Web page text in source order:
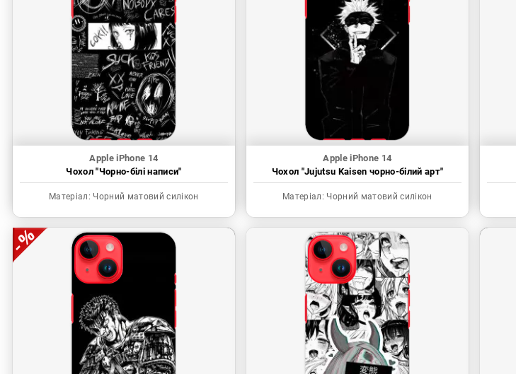
Apple iPhone 14
Чохол "Чорно-білі написи"
Матеріал: Чорний матовий силікон
Apple iPhone 14
Чохол "Jujutsu Kaisen чорно-білий арт"
Матеріал: Чорний матовий силікон